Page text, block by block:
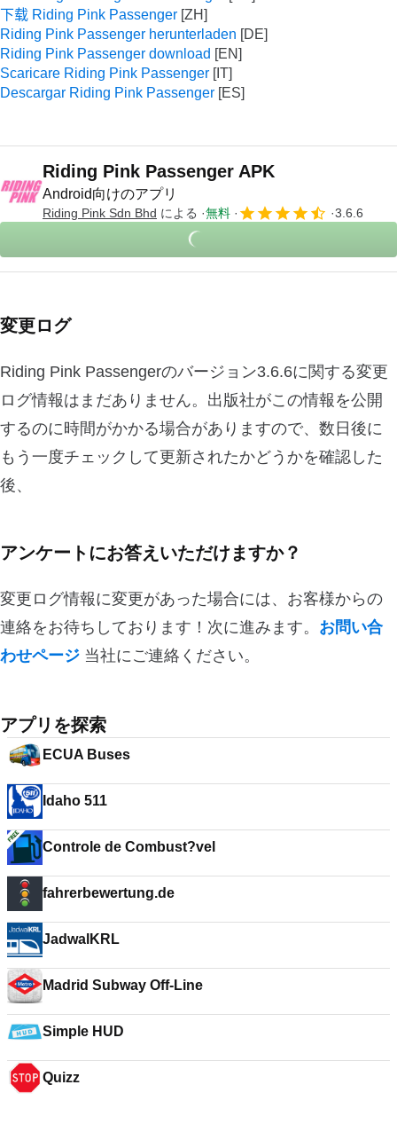
下载 Riding Pink Passenger
Riding Pink Passenger herunterladen
Riding Pink Passenger download
Scaricare Riding Pink Passenger
Descargar Riding Pink Passenger
Riding Pink Passenger APK
Android向けのアプリ
Riding Pink Sdn Bhd による 無料 3.6.6
変更ログ
Riding Pink Passengerのバージョン3.6.6に関する変更
ログ情報はまだありません。出版社がこの情報を公開
するのに時間がかかる場合がありますので、数日後に
もう一度チェックして更新されたかどうかを確認した
後、
アンケートにお答えいただけますか？
変更ログ情報に変更があった場合には、お客様からの
連絡をお待ちしております！次に進みます。 お問い合
わせページ 当社にご連絡ください。
アプリを探索
ECUA Buses
Idaho 511
Controle de Combust?vel
fahrerbewertung.de
JadwalKRL
Madrid Subway Off-Line
Simple HUD
Quizz